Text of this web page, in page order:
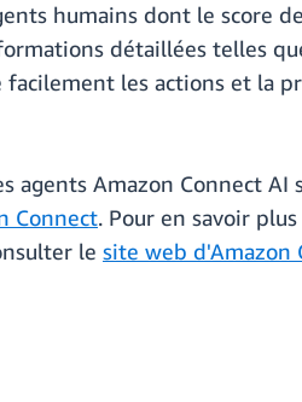
humains dont le score
détaillées telles
les actions et la
Amazon Connect AI
Connect. Pour en savoir
le site web d'Amazon